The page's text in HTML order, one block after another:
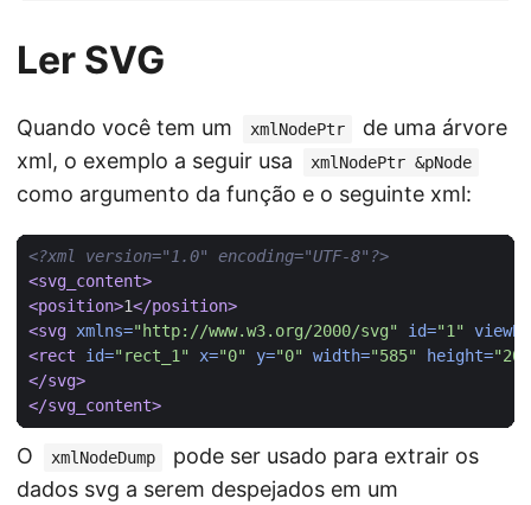
Ler SVG
Quando você tem um xmlNodePtr
de uma árvore
xml, o exemplo a seguir usa
xmlNodePtr &pNode
como argumento da função e o seguinte xml:
<?xml version="1.0" encoding="UTF-8"?>
<svg_content>
<position>1</position>
<svg xmlns="http://www.w3.org/2000/svg" id="1"
<rect
id="rect_1" x="0" y="0" width="585" height="20"
</svg>
</svg_content>
O xmlNodeDump
pode ser usado para extrair os
dados svg a serem despejados em um